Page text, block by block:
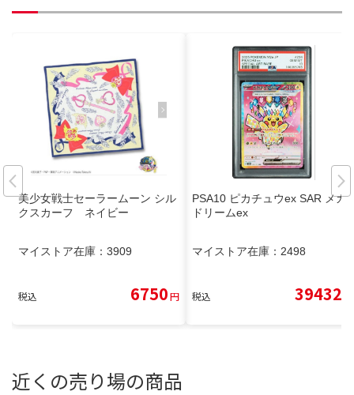
美少女戦士セーラームーン シル
クスカーフ ネイビー
マイストア在庫： 3909
税込 6750円
PSA10 ピカチュウex SAR メガ
ドリームex
マイストア在庫： 2498
税込 39432
近くの売り場の商品